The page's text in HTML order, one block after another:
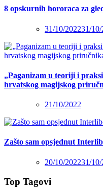
8 opskurnih hororaca za
31/10/202231/10/
„Paganizam u teoriji i
hrvatskog magijskog
21/10/2022
Zašto sam opsjednut
20/10/202231/10/
Top Tagovi